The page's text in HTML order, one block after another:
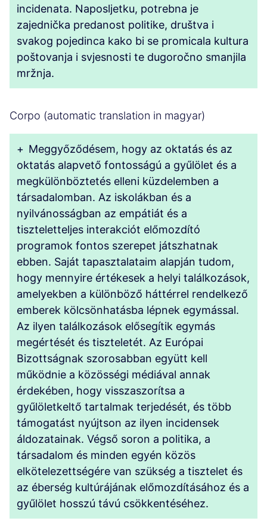
incidenata. Naposljetku, potrebna je
zajednička predanost politike, društva i
svakog pojedinca kako bi se promicala kultura
poštovanja i svjesnosti te dugoročno smanjila
mržnja.
Corpo (automatic translation in magyar)
+ Meggyőződésem, hogy az oktatás és az
oktatás alapvető fontosságú a gyűlölet és a
megkülönböztetés elleni küzdelemben a
társadalomban. Az iskolákban és a
nyilvánosságban az empátiát és a
tiszteletteljes interakciót előmozdító
programok fontos szerepet játszhatnak
ebben. Saját tapasztalataim alapján tudom,
hogy mennyire értékesek a helyi találkozások,
amelyekben a különböző háttérrel rendelkező
emberek kölcsönhatásba lépnek egymással.
Az ilyen találkozások elősegítik egymás
megértését és tiszteletét. Az Európai
Bizottságnak szorosabban együtt kell
működnie a közösségi médiával annak
érdekében, hogy visszaszorítsa a
gyűlöletkeltő tartalmak terjedését, és több
támogatást nyújtson az ilyen incidensek
áldozatainak. Végső soron a politika, a
társadalom és minden egyén közös
elkötelezettségére van szükség a tisztelet és
az éberség kultúrájának előmozdításához és a
gyűlölet hosszú távú csökkentéséhez.